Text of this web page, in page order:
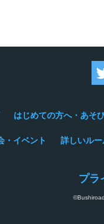
はじめての方へ・あそ
・イベント 詳しいルー
プラ